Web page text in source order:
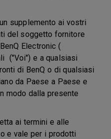
supplemento ai vostri
del soggetto fornitore
Electronic (
("Voi") e a qualsiasi
di BenQ o di qualsiasi
da Paese a Paese e
modo dalla presente
ai termini e alle
e vale per i prodotti